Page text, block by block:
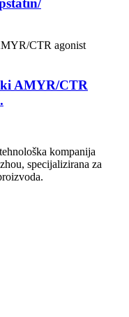
AMYR/CTR
kompanija
specijalizirana za